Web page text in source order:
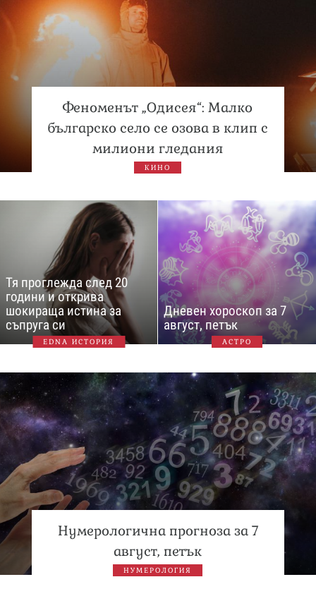
Феноменът „Одисея“: Малко
българско село се озова в клип с
милиони гледания
КИНО
Тя проглежда след 20
години и открива
шокираща истина за
съпруга си
EDNA ИСТОРИЯ
Дневен хороскоп за 7
август, петък
АСТРО
Нумерологична прогноза за 7
август, петък
НУМЕРОЛОГИЯ